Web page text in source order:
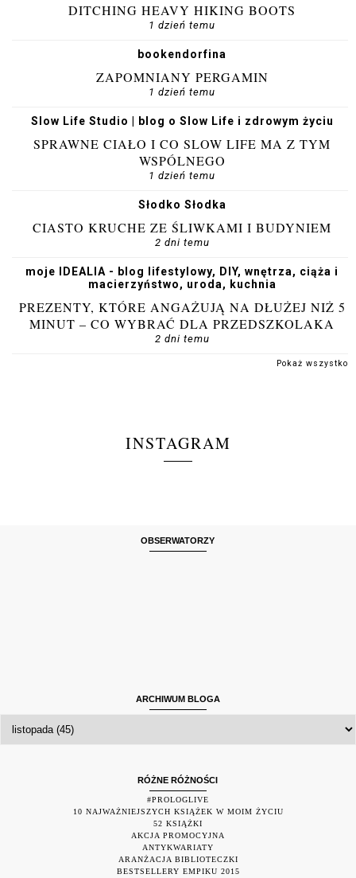
DITCHING HEAVY HIKING BOOTS
1 dzień temu
bookendorfina
ZAPOMNIANY PERGAMIN
1 dzień temu
Slow Life Studio | blog o Slow Life i zdrowym życiu
SPRAWNE CIAŁO I CO SLOW LIFE MA Z TYM
WSPÓLNEGO
1 dzień temu
Słodko Słodka
CIASTO KRUCHE ZE ŚLIWKAMI I BUDYNIEM
2 dni temu
moje IDEALIA - blog lifestylowy, DIY, wnętrza, ciąża i
macierzyństwo, uroda, kuchnia
PREZENTY, KTÓRE ANGAŻUJĄ NA DŁUŻEJ NIŻ 5
MINUT – CO WYBRAĆ DLA PRZEDSZKOLAKA
2 dni temu
Pokaż wszystko
INSTAGRAM
OBSERWATORZY
ARCHIWUM BLOGA
RÓŻNE RÓŻNOŚCI
#PROLOGLIVE
10 NAJWAŻNIEJSZYCH KSIĄŻEK W MOIM ŻYCIU
52 KSIĄŻKI
AKCJA PROMOCYJNA
ANTYKWARIATY
ARANŻACJA BIBLIOTECZKI
BESTSELLERY EMPIKU 2015